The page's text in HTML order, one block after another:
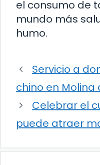
el consumo de
mundo más
humo.
Servicio a
chino en Molina
Celebrar el
puede atraer